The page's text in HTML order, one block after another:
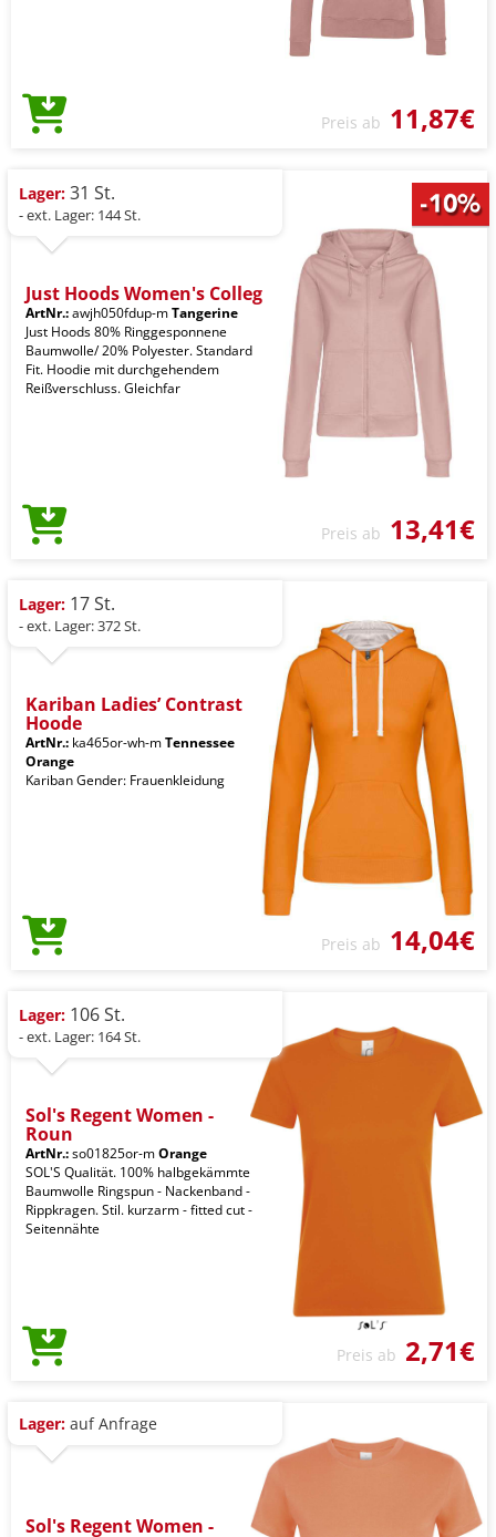
Preis ab 11,87€
Lager: 31 St.
- ext. Lager: 144 St.
Just Hoods Women's Colleg
ArtNr.:awjh050fdup-mTangerine
Just Hoods 80% Ringgesponnene
Baumwolle/ 20% Polyester. Standard
Fit. Hoodie mit durchgehendem
Reißverschluss. Gleichfar
Preis ab 13,41€
Lager: 17 St.
- ext. Lager: 372 St.
Kariban Ladies’ Contrast
Hoode
ArtNr.: ka465or-wh-mTennessee
Orange
Kariban Gender: Frauenkleidung
Preis ab 14,04€
Lager: 106 St.
- ext. Lager: 164 St.
Sol's Regent Women -
Roun
ArtNr.:so01825or-mOrange
SOL'S Qualität. 100% halbgekämmte
Baumwolle Ringspun - Nackenband -
Rippkragen. Stil. kurzarm - fitted cut -
Seitennähte
Preis ab 2,71€
Lager: auf Anfrage
Sol's Regent Women -